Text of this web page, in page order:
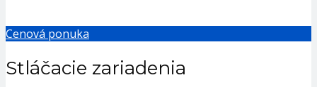
Cenová ponuka
Stláčacie zariadenia